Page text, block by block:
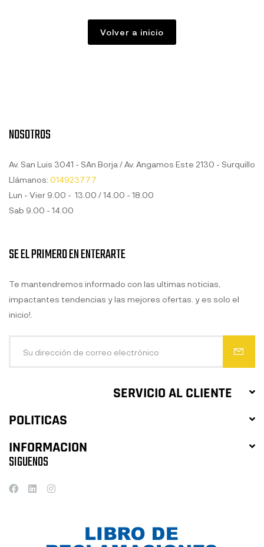
Volver a inicio
NOSOTROS
Av. San Luis 3041 - SAn Borja / Av. Angamos Este 2130 - Surquillo
Llámanos: 014923777
Lun - Vier 9.00 - 13.00 / 14.00 - 18.00
Sab 9.00 - 14.00
SERVICIO AL CLIENTE
POLITICAS
INFORMACION
SE EL PRIMERO EN ENTERARTE
Te mantendremos informado con las ultimas noticias,
impactantes tendencias y las mejores ofertas. y es solo el
inicio!.
SIGUENOS